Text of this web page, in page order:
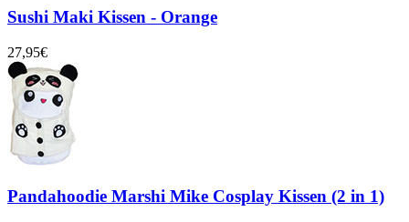
Sushi Maki Kissen - Orange
27,95€
Pandahoodie Marshi Mike Cosplay Kissen (2 in 1)